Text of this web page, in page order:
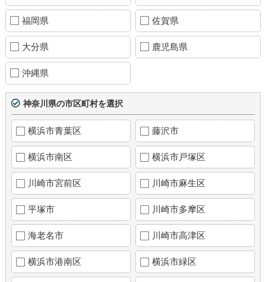
福岡県 佐賀県
大分県 鹿児島県
沖縄県
神奈川県の市区町村を選択
横浜市青葉区 藤沢市
横浜市南区 横浜市戸塚区
川崎市宮前区 川崎市麻生区
平塚市 川崎市多摩区
海老名市 川崎市高津区
横浜市港南区 横浜市緑区